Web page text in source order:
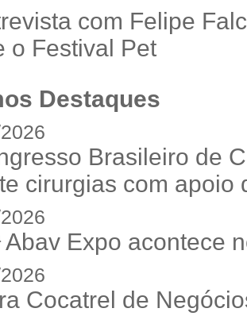
com Felipe
o Festival Pet
Destaques
Brasileiro de
cirurgias com apoio
Abav Expo acontece
Cocatrel de